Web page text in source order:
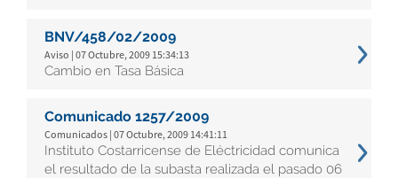
BNV/458/02/2009
Aviso | 07 Octubre, 2009 15:34:13
Cambio en Tasa Básica
Comunicado 1257/2009
Comunicados | 07 Octubre, 2009 14:41:11
Instituto Costarricense de Eléctricidad comunica
el resultado de la subasta realizada el pasado 06